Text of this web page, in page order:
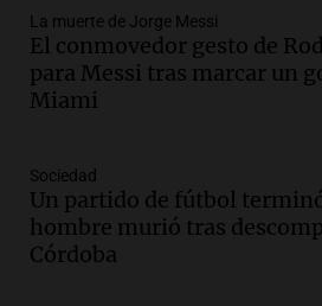
Episodios
Audio.Ley de Propiedad
en el Congreso expuso
comunicacional del
Episodios
Audio.Casabindo se
celebración única:
tradicional Toreo de la
La muerte de Jorge Messi
El conmovedor gesto de
para Messi tras marcar un
Miami
Sociedad
Un partido de fútbol
hombre murió tras
Córdoba